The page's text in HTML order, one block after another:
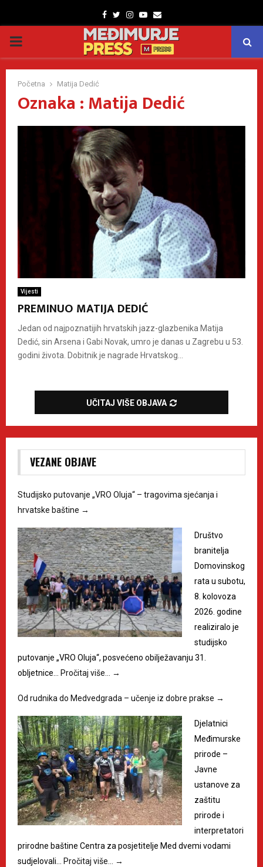
Facebook
TwitterInstagram
Youtube
Email
PRIMARY
MENU
Početna Matija Dedić
Oznaka : Matija Dedić
Vijesti
PREMINUO MATIJA DEDIĆ
Jedan od najpoznatijih hrvatskih jazz-glazbenika Matija
Dedić, sin Arsena i Gabi Novak, umro je danas u Zagrebu u 53.
godini života. Dobitnik je nagrade Hrvatskog...
UČITAJ VIŠE OBJAVA
VEZANE OBJAVE
Studijsko putovanje „VRO Oluja“ – tragovima sjećanja i
hrvatske baštine →
Društvo
branitelja
Domovinskog
rata u subotu,
8. kolovoza
2026. godine
realiziralo je
studijsko
putovanje „VRO Oluja“, posvećeno obilježavanju 31.
obljetnice…
Pročitaj više… →
Od rudnika do Medvedgrada – učenje iz dobre prakse →
Djelatnici
Međimurske
prirode –
Javne
ustanove za
zaštitu
prirode i
interpretatori
prirodne baštine Centra za posjetitelje Med dvemi vodami
sudjelovali…
Pročitaj više… →